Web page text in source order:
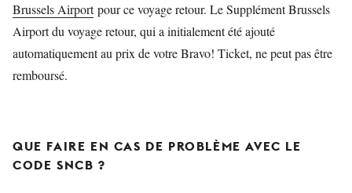
Brussels Airportpour ce voyage retour. Le Supplément Brussels
Airport du voyage retour, qui a initialement été ajouté
automatiquement au prix de votre Bravo! Ticket, ne peut pas être
remboursé.
QUE FAIRE EN CAS DE PROBLÈME AVEC LE
CODE SNCB ?